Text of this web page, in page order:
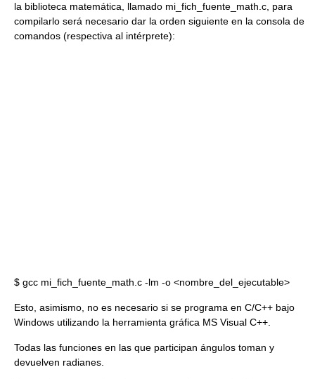
la biblioteca matemática, llamado mi_fich_fuente_math.c, para
compilarlo será necesario dar la orden siguiente en la consola de
comandos (respectiva al intérprete):
$ gcc mi_fich_fuente_math.c -lm -o <nombre_del_ejecutable>
Esto, asimismo, no es necesario si se programa en C/C++ bajo
Windows utilizando la herramienta gráfica MS Visual C++.
Todas las funciones en las que participan ángulos toman y
devuelven radianes.